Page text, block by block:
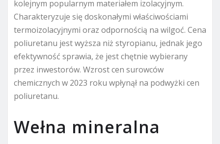
kolejnym popularnym materiałem izolacyjnym.
Charakteryzuje się doskonałymi właściwościami
termoizolacyjnymi oraz odpornością na wilgoć. Cena
poliuretanu jest wyższa niż styropianu, jednak jego
efektywność sprawia, że jest chętnie wybierany
przez inwestorów. Wzrost cen surowców
chemicznych w 2023 roku wpłynął na podwyżki cen
poliuretanu.
Wełna mineralna